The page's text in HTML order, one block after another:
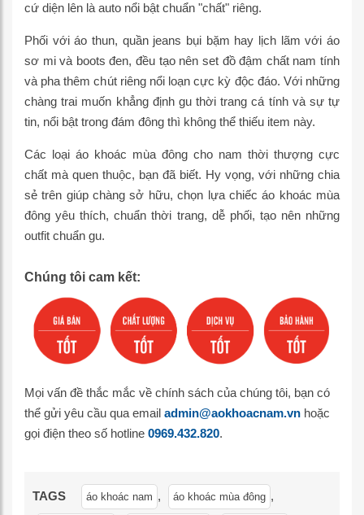
cứ diện lên là auto nổi bật chuẩn "chất" riêng.
Phối với áo thun, quần jeans bụi bặm hay lịch lãm với áo
sơ mi và boots đen, đều tạo nên set đồ đậm chất nam tính
và pha thêm chút riêng nổi loạn cực kỳ độc đáo. Với những
chàng trai muốn khẳng định gu thời trang cá tính và sự tự
tin, nổi bật trong đám đông thì không thể thiếu item này.
Các loại áo khoác mùa đông cho nam thời thượng cực
chất mà quen thuộc, bạn đã biết. Hy vọng, với những chia
sẻ trên giúp chàng sở hữu, chọn lựa chiếc áo khoác mùa
đông yêu thích, chuẩn thời trang, dễ phối, tạo nên những
outfit chuẩn gu.
Chúng tôi cam kết:
Mọi vấn đề thắc mắc về chính sách của chúng tôi, bạn có
thể gửi yêu cầu qua email admin@aokhoacnam.vn hoặc
gọi điện theo số hotline 0969.432.820.
TAGS áo khoác nam , áo khoác mùa đông ,